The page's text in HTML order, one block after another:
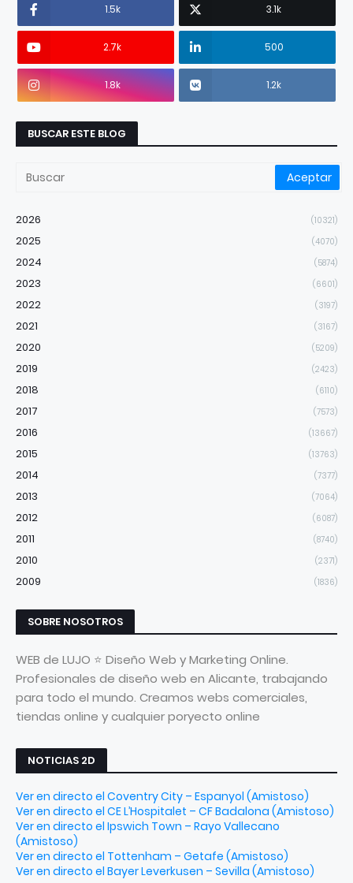
1.5k 3.1k
2.7k 500
1.8k 1.2k
BUSCAR ESTE BLOG
2026 (10321)
2025 (4070)
2024 (5874)
2023 (6601)
2022 (3197)
2021 (3167)
2020 (5209)
2019 (2423)
2018 (6110)
2017 (7573)
2016 (13667)
2015 (13763)
2014 (7377)
2013 (7064)
2012 (6087)
2011 (8740)
2010 (2371)
2009 (1836)
SOBRE NOSOTROS
WEB de LUJO ⭐ Diseño Web y Marketing Online.
Profesionales de diseño web en Alicante, trabajando
para todo el mundo. Creamos webs comerciales,
tiendas online y cualquier poryecto online
NOTICIAS 2D
Ver en directo el Coventry City – Espanyol (Amistoso)
Ver en directo el CE L’Hospitalet – CF Badalona (Amistoso)
Ver en directo el Ipswich Town – Rayo Vallecano
(Amistoso)
Ver en directo el Tottenham – Getafe (Amistoso)
Ver en directo el Bayer Leverkusen – Sevilla (Amistoso)